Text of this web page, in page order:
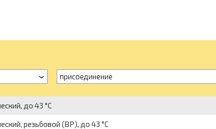
присоединение
до 43 °С
резьбовой (ВР), до 43 °С